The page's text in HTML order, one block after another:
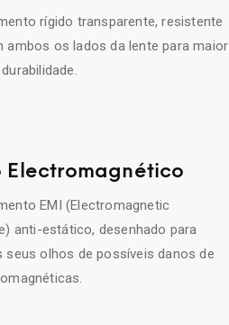
rígido transparente, resistente
ambos os lados da lente para maior
Electromagnético
EMI (Electromagnetic
anti-estático, desenhado para
seus olhos de possíveis danos de